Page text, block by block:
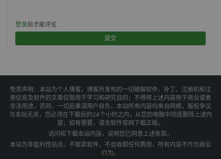
登录后才能评论
提交
免责声明：本站为个人博客，博客所发布的一切破解软件、补丁、注册机和注
册信息及软件的文章仅限用于学习和研究目的；不得将上述内容用于商业或者
非法用途，否则，一切后果请用户自负。本站所有内容均来自网络，版权争议
与本站无关，您必须在下载后的24个小时之内，从您的电脑中彻底删除上述内
容，如有需要，请去软件官网下载正版。
访问和下载本站内容，说明您已同意上述条款。
本站为非盈利性站点，不贩卖软件，不会收取任何费用，所有内容不作为商业
行为。